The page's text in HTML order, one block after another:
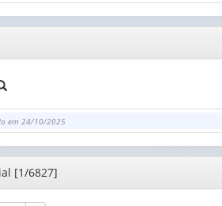
em 24/10/2025
[1/6827]